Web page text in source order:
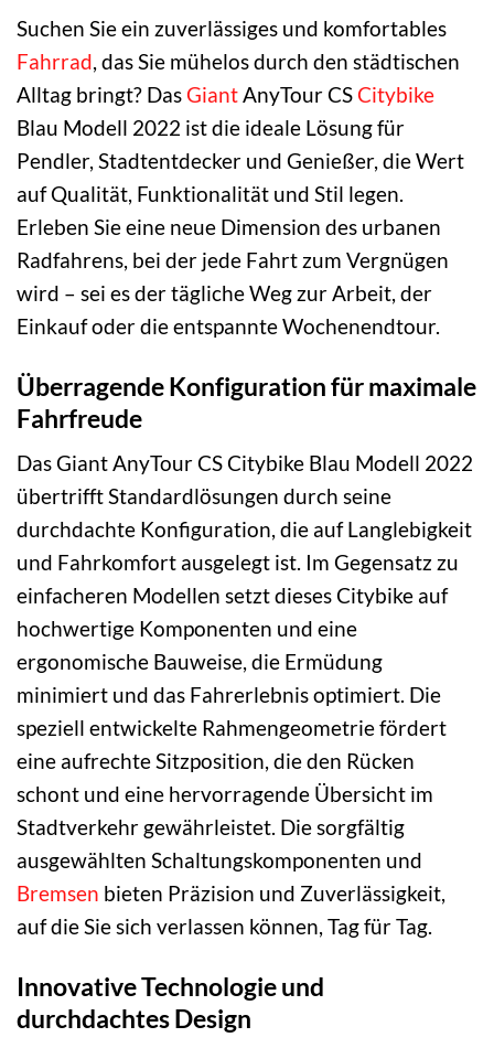
Suchen Sie ein zuverlässiges und komfortables
Fahrrad, das Sie mühelos durch den städtischen
Alltag bringt? DasGiantAnyTour CSCitybike
Blau Modell 2022 ist die ideale Lösung für
Pendler, Stadtentdecker und Genießer, die Wert
auf Qualität, Funktionalität und Stil legen.
Erleben Sie eine neue Dimension des urbanen
Radfahrens, bei der jede Fahrt zum Vergnügen
wird – sei es der tägliche Weg zur Arbeit, der
Einkauf oder die entspannte Wochenendtour.
Überragende Konfiguration für maximale
Fahrfreude
Das Giant AnyTour CS Citybike Blau Modell 2022
übertrifft Standardlösungen durch seine
durchdachte Konfiguration, die auf Langlebigkeit
und Fahrkomfort ausgelegt ist. Im Gegensatz zu
einfacheren Modellen setzt dieses Citybike auf
hochwertige Komponenten und eine
ergonomische Bauweise, die Ermüdung
minimiert und das Fahrerlebnis optimiert. Die
speziell entwickelte Rahmengeometrie fördert
eine aufrechte Sitzposition, die den Rücken
schont und eine hervorragende Übersicht im
Stadtverkehr gewährleistet. Die sorgfältig
ausgewählten Schaltungskomponenten und
Bremsen bieten Präzision und Zuverlässigkeit,
auf die Sie sich verlassen können, Tag für Tag.
Innovative Technologie und
durchdachtes Design